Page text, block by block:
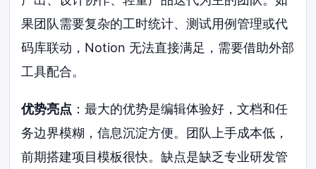
果团队需要复杂的工时统计、测试用例管理或代
码库联动，Notion 无法直接满足，需要借助外部
工具配合。
优势亮点 ：最大的优势是编辑体验好，文档和任
务边界模糊，信息沉淀方便。团队上手成本低，
前期搭建项目模板很快。缺点是缺乏专业研发管